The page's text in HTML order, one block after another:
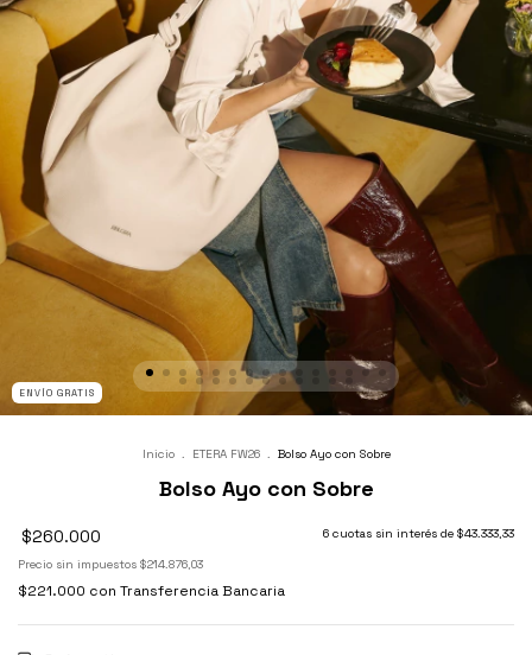
ENVÍO GRATIS
Inicio . ETERA FW26 . Bolso Ayo con Sobre
Bolso Ayo con Sobre
$260.000 6 cuotas sin interés de $43.333,33
Precio sin impuestos $214.876,03
$221.000 con Transferencia Bancaria